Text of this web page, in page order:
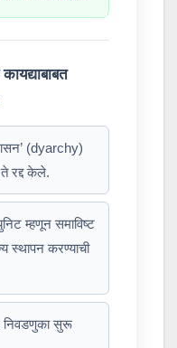
(dyarchy)
रद्द केले.
म्हणून समाविष्ट
करण्याची
निवडणुका सुरू